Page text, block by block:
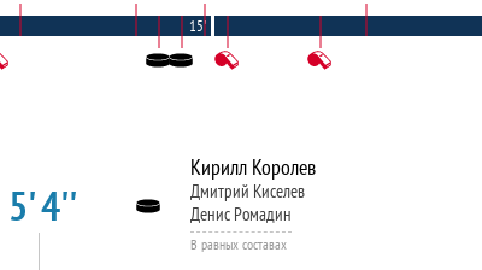
15'
5' 4''
Кирилл Королев
Дмитрий Киселев
Денис Ромадин
В равных составах